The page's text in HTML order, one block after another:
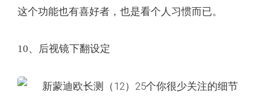
这个功能也有喜好者，也是看个人习惯而已。
10、后视镜下翻设定